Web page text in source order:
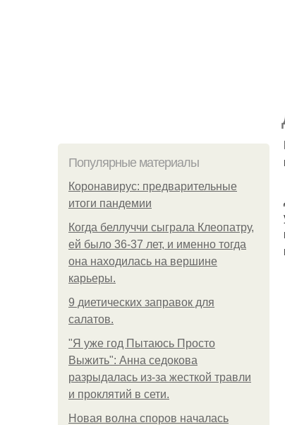
Популярные материалы
Коронавирус: предварительные
итоги пандемии
Когда беллуччи сыграла Клеопатру,
ей было 36-37 лет, и именно тогда
она находилась на вершине
карьеры.
9 диетических заправок для
салатов.
"Я уже год Пытаюсь Просто
Выжить": Анна седокова
разрыдалась из-за жесткой травли
и проклятий в сети.
Новая волна споров началась